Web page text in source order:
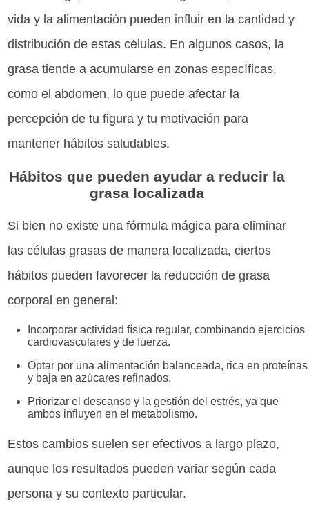
vida y la alimentación pueden influir en la cantidad y
distribución de estas células. En algunos casos, la
grasa tiende a acumularse en zonas específicas,
como el abdomen, lo que puede afectar la
percepción de tu figura y tu motivación para
mantener hábitos saludables.
Hábitos que pueden ayudar a reducir la
grasa localizada
Si bien no existe una fórmula mágica para eliminar
las células grasas de manera localizada, ciertos
hábitos pueden favorecer la reducción de grasa
corporal en general:
Incorporar actividad física regular, combinando ejercicios
cardiovasculares y de fuerza.
Optar por una alimentación balanceada, rica en proteínas
y baja en azúcares refinados.
Priorizar el descanso y la gestión del estrés, ya que
ambos influyen en el metabolismo.
Estos cambios suelen ser efectivos a largo plazo,
aunque los resultados pueden variar según cada
persona y su contexto particular.